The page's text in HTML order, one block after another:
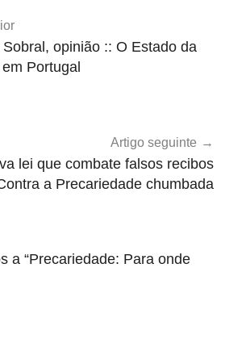
opinião :: O Estado da
Portugal
Artigo seguinte
lei que combate falsos recibos
a Precariedade chumbada
a “Precariedade: Para onde